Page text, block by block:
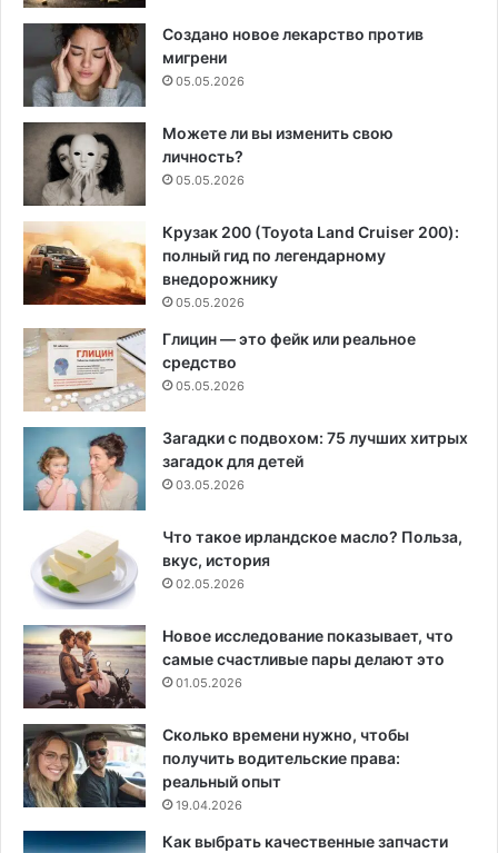
Создано новое лекарство против
мигрени
05.05.2026
Можете ли вы изменить свою
личность?
05.05.2026
Крузак 200 (Toyota Land Cruiser 200):
полный гид по легендарному
внедорожнику
05.05.2026
Глицин — это фейк или реальное
средство
05.05.2026
Загадки с подвохом: 75 лучших хитрых
загадок для детей
03.05.2026
Что такое ирландское масло? Польза,
вкус, история
02.05.2026
Новое исследование показывает, что
самые счастливые пары делают это
01.05.2026
Сколько времени нужно, чтобы
получить водительские права:
реальный опыт
19.04.2026
Как выбрать качественные запчасти